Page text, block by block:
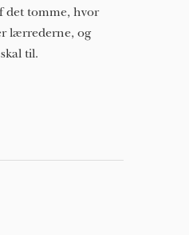
det tomme, hvor
lærrederne, og
til.